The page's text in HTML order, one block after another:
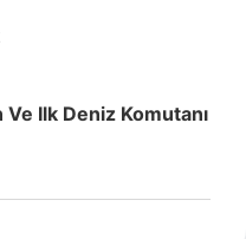
Ve Ilk Deniz Komutanı